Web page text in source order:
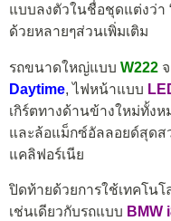
แบบลงตัวในชื่อชุดแต่งว่า
ด้วยหลายๆส่วนเพิ่มเติม
รถขนาดใหญ่แบบ W222
Daytime, ไฟหน้าแบบ
เกิร์ตทางด้านข้างใหม่ทั้ง
และล้อแม็กซ์อัลลอยด์สุดส
แคลิฟอร์เนีย
ปิดท้ายด้วยการใช้เทคโนโ
เช่นเดียวกับรถแบบ BMW